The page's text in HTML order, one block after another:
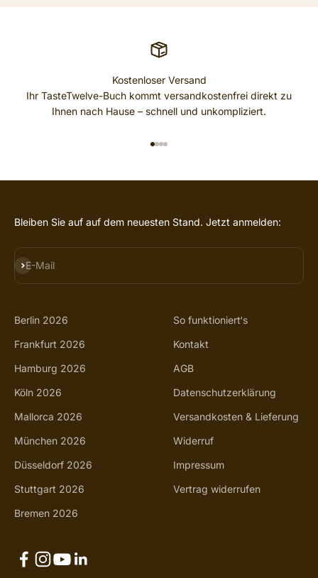
Kostenloser Versand
Ihr TasteTwelve-Buch kommt versandkostenfrei direkt zu
Ihnen nach Hause – schnell und unkompliziert.
Bleiben Sie auf auf dem neuesten Stand. Jetzt anmelden:
E-Mail
ABONNIEREN
Berlin 2026
Frankfurt 2026
Hamburg 2026
Köln 2026
Mallorca 2026
München 2026
Düsseldorf 2026
Stuttgart 2026
Bremen 2026
So funktioniert‘s
Kontakt
AGB
Datenschutzerklärung
Versandkosten & Lieferung
Widerruf
Impressum
Vertrag widerrufen